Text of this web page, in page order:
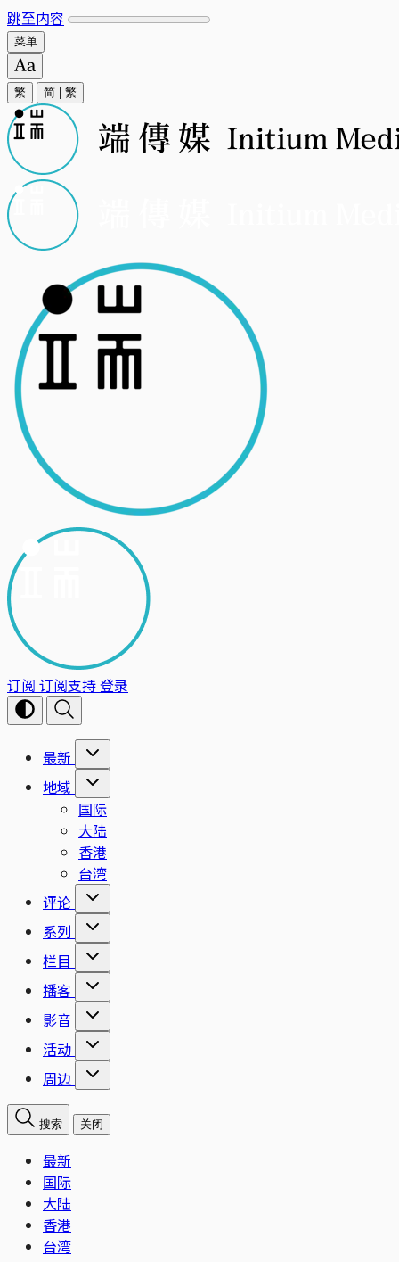
跳至内容
菜单
繁 简 繁
订阅 订阅支持登录
最新
地域
国际
大陆
香港
台湾
评论
系列
栏目
播客
影音
活动
周边
搜索 关闭
最新
国际
大陆
香港
台湾